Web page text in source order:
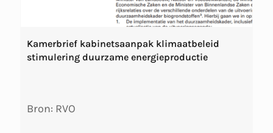
Kamerbrief kabinetsaanpak klimaatbeleid
stimulering duurzame energieproductie
Bron: RVO